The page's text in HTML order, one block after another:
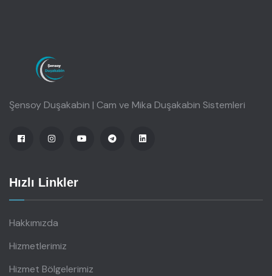
Şensoy Duşakabin | Cam ve Mika Duşakabin Sistemleri
Hızlı Linkler
Hakkımızda
Hizmetlerimiz
Hizmet Bölgelerimiz